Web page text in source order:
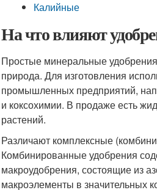
Калийные
На что влияют
Простые минеральные
природа. Для изготовления
промышленных предприятий,
и коксохимии. В продаже есть
растений.
Различают комплексные
Комбинированные удобрения
макроудобрения, состоящие из
макроэлементы в значительных